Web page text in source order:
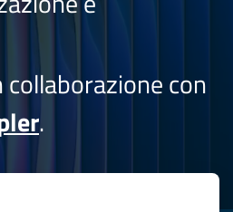
collaborazione con
.